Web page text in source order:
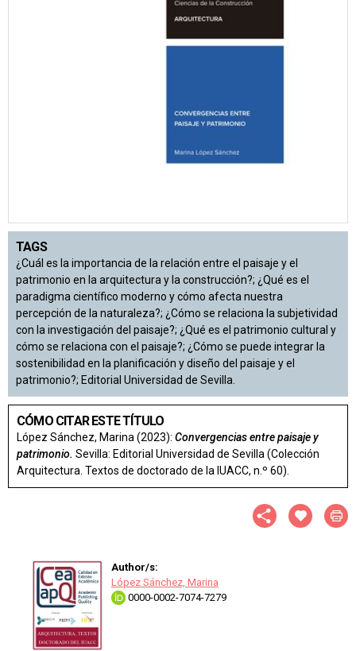
TAGS
¿Cuál es la importancia de la relación entre el paisaje y el
patrimonio en la arquitectura y la construcción?; ¿Qué es el
paradigma científico moderno y cómo afecta nuestra
percepción de la naturaleza?; ¿Cómo se relaciona la subjetividad
con la investigación del paisaje?; ¿Qué es el patrimonio cultural y
cómo se relaciona con el paisaje?; ¿Cómo se puede integrar la
sostenibilidad en la planificación y diseño del paisaje y el
patrimonio?; Editorial Universidad de Sevilla.
CÓMO CITAR ESTE TÍTULO
López Sánchez, Marina (2023): Convergencias entre paisaje y
patrimonio. Sevilla: Editorial Universidad de Sevilla (Colección
Arquitectura. Textos de doctorado de la IUACC, n.º 60).
Author/s:
López Sánchez, Marina
0000-0002-7074-7279